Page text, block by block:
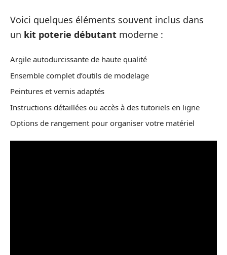
Voici quelques éléments souvent inclus dans
un kit poterie débutant moderne :
Argile autodurcissante de haute qualité
Ensemble complet d’outils de modelage
Peintures et vernis adaptés
Instructions détaillées ou accès à des tutoriels en ligne
Options de rangement pour organiser votre matériel